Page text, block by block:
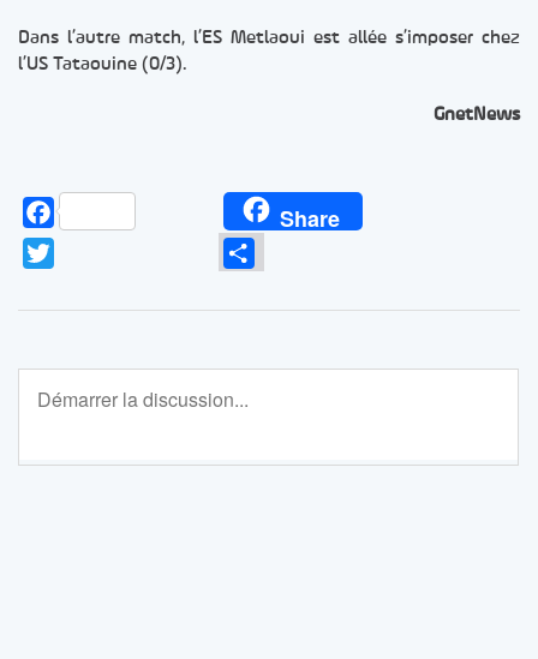
Dans l’autre match, l’ES Metlaoui est allée s’imposer chez
l’US Tataouine (0/3).
GnetNews
Facebook Share
Partager